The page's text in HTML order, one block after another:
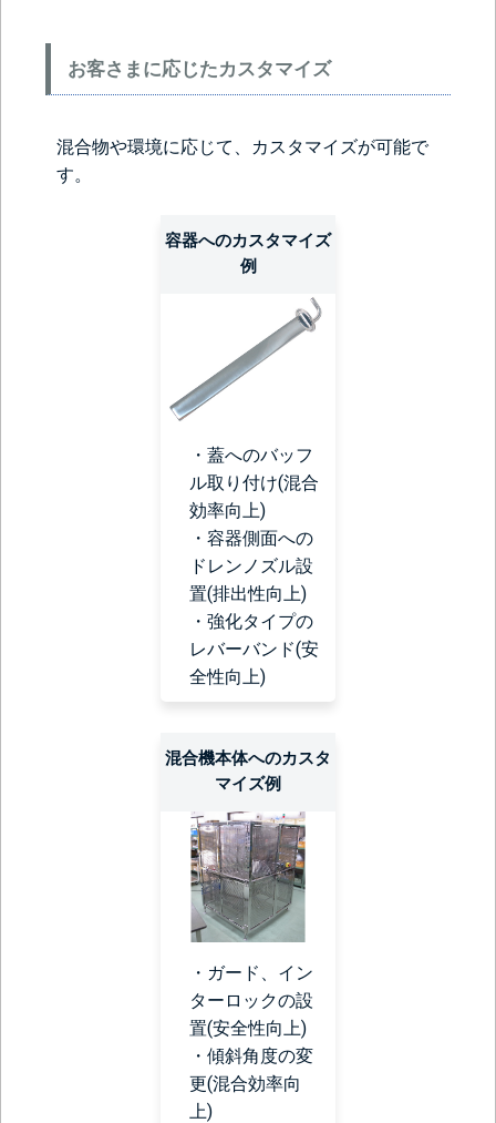
お客さまに応じたカスタマイズ
混合物や環境に応じて、カスタマイズが可能で
す。
容器へのカスタマイズ
例
・蓋へのバッフ
ル取り付け(混合
効率向上)
・容器側面への
ドレンノズル設
置(排出性向上)
・強化タイプの
レバーバンド(安
全性向上)
混合機本体へのカスタ
マイズ例
・ガード、イン
ターロックの設
置(安全性向上)
・傾斜角度の変
更(混合効率向
上)